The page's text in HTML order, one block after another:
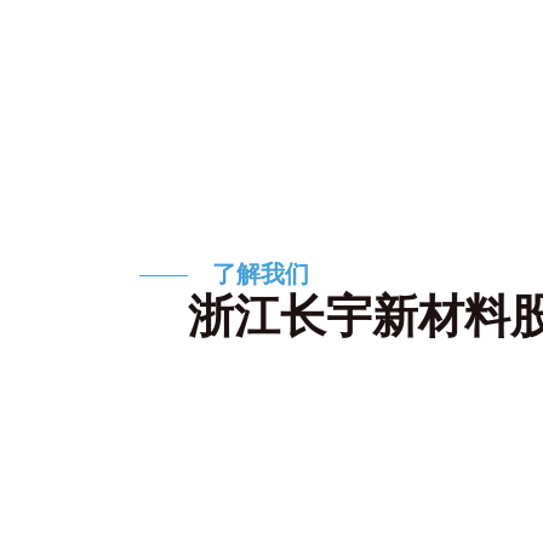
了解我们
浙江长宇新材料